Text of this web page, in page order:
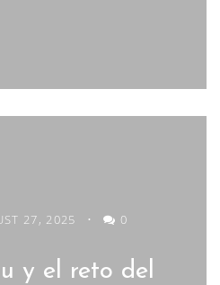
27, 2025 • 0
y el reto del